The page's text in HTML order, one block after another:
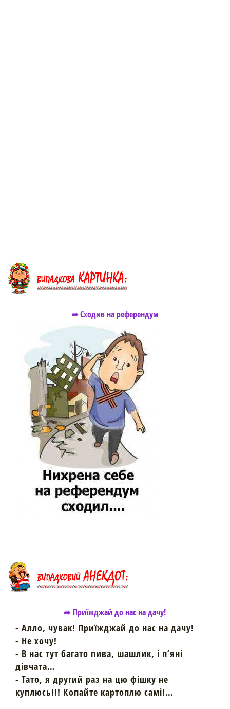
➦ Сходив на референдум
➦ Приїжджай до нас на дачу!
- Алло, чувак! Приїжджай до нас на дачу!
- Не хочу!
- В нас тут багато пива, шашлик, і п’яні
дівчата…
- Тато, я другий раз на цю фішку не
куплюсь!!! Копайте картоплю самі!…